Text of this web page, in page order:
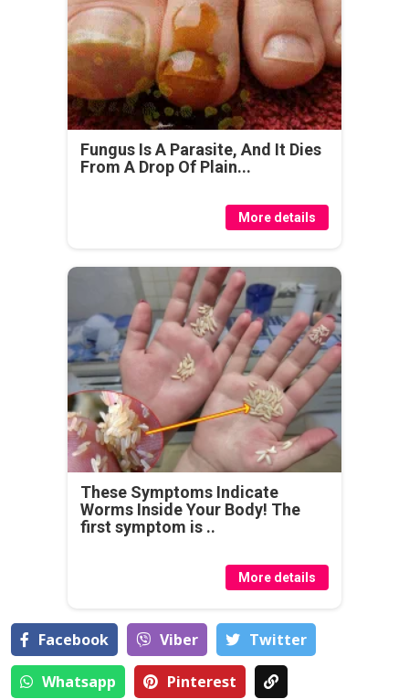
Fungus Is A Parasite, And It Dies
From A Drop Of Plain...
More details
These Symptoms Indicate
Worms Inside Your Body! The
first symptom is ..
More details
Facebook Viber Тwitter
Whatsapp Pinterest